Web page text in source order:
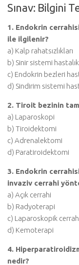
Sınav: Bilgini
1. Endokrin
ile ilgilenir?
a) Kalp rahatsızlıkları
b) Sinir sistemi
c) Endokrin bezleri
d) Sindirim sistemi
2. Tiroit bezinin
a) Laparoskopi
b) Tiroidektomi
c) Adrenalektomi
d) Paratiroidektomi
3. Endokrin
invaziv cerrahi
a) Açık cerrahi
b) Radyoterapi
c) Laparoskopik
d) Kemoterapi
4.
nedir?